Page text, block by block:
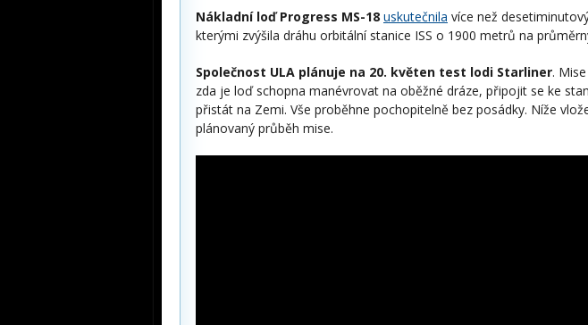
Nákladní loď Progress MS-18 uskutečnila více než
kterými zvýšila dráhu orbitální stanice ISS o 1900 metrů na
Společnost ULA plánuje na 20. květen test lodi Starliner.
zda je loď schopna manévrovat na oběžné dráze, připojit se ke
přistát na Zemi. Vše proběhne pochopitelně bez posádky. Níže
plánovaný průběh mise.